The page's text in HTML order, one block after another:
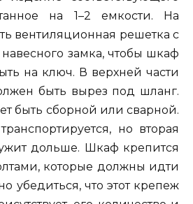
на 1–2 емкости. На
вентиляционная решетка с
замка, чтобы шкаф
на ключ. В верхней части
быть вырез под шланг.
быть сборной или сварной.
но вторая
дольше. Шкаф крепится
которые должны идти
убедиться, что этот крепеж